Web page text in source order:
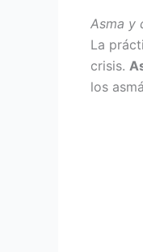
Asma y
La
crisis.
los